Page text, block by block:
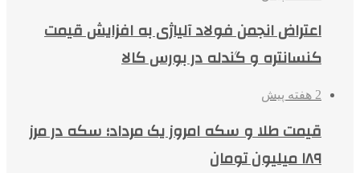
اعتراض انجمن فولاد آلیاژی به افزایش قیمت
کنسانتره و گندله در بورس کالا
2 هفته پیش
قیمت طلا و سکه امروز یک مرداد؛ سکه در مرز
۱۸۹ میلیون تومان